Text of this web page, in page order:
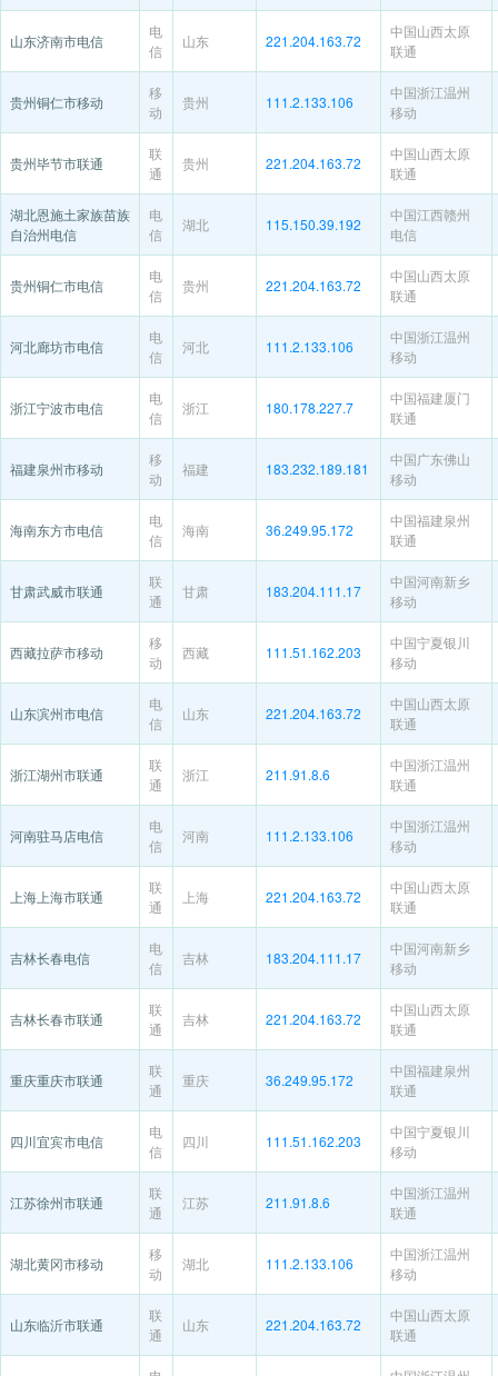
山东济南市电信
电
信
山东 221.204.163.72
中国山西太原
联通
贵州铜仁市移动
移
动
贵州 111.2.133.106
中国浙江温州
移动
贵州毕节市联通
联
通
贵州 221.204.163.72
中国山西太原
联通
湖北恩施土家族苗族
自治州电信
电
信
湖北 115.150.39.192
中国江西赣州
电信
贵州铜仁市电信
电
信
贵州 221.204.163.72
中国山西太原
联通
河北廊坊市电信
电
信
河北 111.2.133.106
中国浙江温州
移动
浙江宁波市电信
电
信
浙江 180.178.227.7
中国福建厦门
联通
福建泉州市移动
移
动
福建 183.232.189.181
中国广东佛山
移动
海南东方市电信
电
信
海南 36.249.95.172
中国福建泉州
联通
甘肃武威市联通
联
通
甘肃 183.204.111.17
中国河南新乡
移动
西藏拉萨市移动
移
动
西藏 111.51.162.203
中国宁夏银川
移动
山东滨州市电信
电
信
山东 221.204.163.72
中国山西太原
联通
浙江湖州市联通
联
通
浙江 211.91.8.6
中国浙江温州
联通
河南驻马店电信
电
信
河南 111.2.133.106
中国浙江温州
移动
上海上海市联通
联
通
上海 221.204.163.72
中国山西太原
联通
吉林长春电信
电
信
吉林 183.204.111.17
中国河南新乡
移动
吉林长春市联通
联
通
吉林 221.204.163.72
中国山西太原
联通
重庆重庆市联通
联
通
重庆 36.249.95.172
中国福建泉州
联通
四川宜宾市电信
电
信
四川 111.51.162.203
中国宁夏银川
移动
江苏徐州市联通
联
通
江苏 211.91.8.6
中国浙江温州
联通
湖北黄冈市移动
移
动
湖北 111.2.133.106
中国浙江温州
移动
山东临沂市联通
联
通
山东 221.204.163.72
中国山西太原
联通